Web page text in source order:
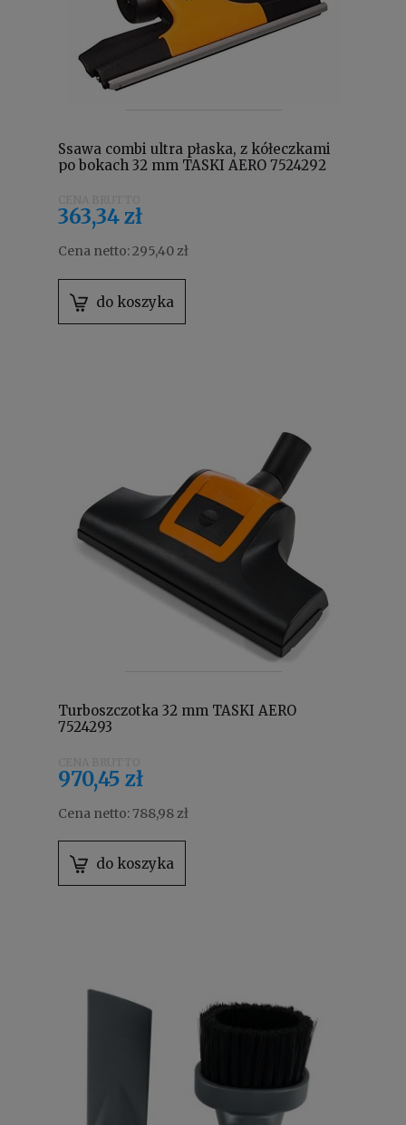
Ssawa combi ultra płaska, z kółeczkami
po bokach 32 mm TASKI AERO 7524292
363,34 zł
Cena netto:295,40 zł
do koszyka
Turboszczotka 32 mm TASKI AERO
7524293
970,45 zł
Cena netto:788,98 zł
do koszyka